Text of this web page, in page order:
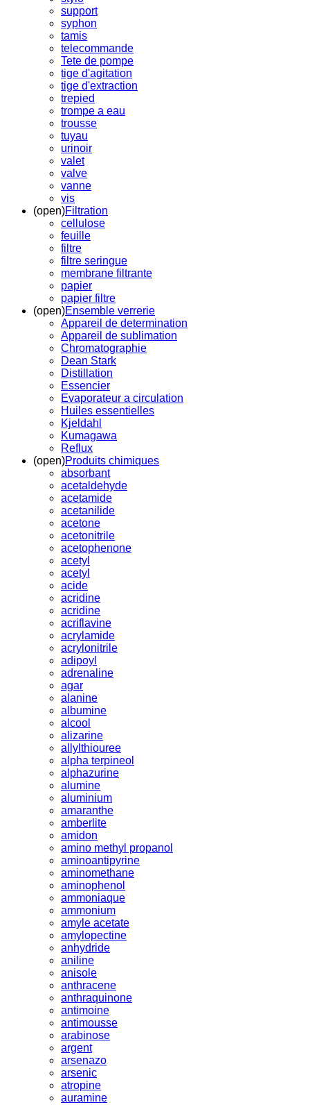
support
syphon
tamis
telecommande
Tete de pompe
tige d'agitation
tige d'extraction
trepied
trompe a eau
trousse
tuyau
urinoir
valet
valve
vanne
vis
(open)Filtration
cellulose
feuille
filtre
filtre seringue
membrane filtrante
papier
papier filtre
(open)Ensemble verrerie
Appareil de determination
Appareil de sublimation
Chromatographie
Dean Stark
Distillation
Essencier
Evaporateur a circulation
Huiles essentielles
Kjeldahl
Kumagawa
Reflux
(open)Produits chimiques
absorbant
acetaldehyde
acetamide
acetanilide
acetone
acetonitrile
acetophenone
acetyl
acetyl
acide
acridine
acridine
acriflavine
acrylamide
acrylonitrile
adipoyl
adrenaline
agar
alanine
albumine
alcool
alizarine
allylthiouree
alpha terpineol
alphazurine
alumine
aluminium
amaranthe
amberlite
amidon
amino methyl propanol
aminoantipyrine
aminomethane
aminophenol
ammoniaque
ammonium
amyle acetate
amylopectine
anhydride
aniline
anisole
anthracene
anthraquinone
antimoine
antimousse
arabinose
argent
arsenazo
arsenic
atropine
auramine